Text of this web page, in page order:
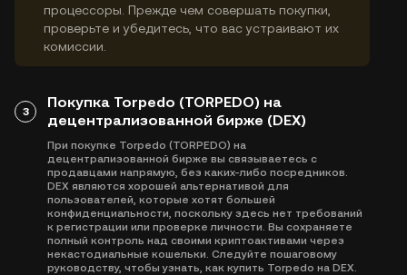
процессоры. Прежде чем совершать покупки,
проверьте и убедитесь, что вас устраивают их
комиссии.
3
Покупка Torpedo (TORPEDO) на
децентрализованной бирже (DEX)
При покупке Torpedo (TORPEDO) на
децентрализованной бирже вы связываетесь с
продавцами напрямую, без каких-либо посредников.
DEX являются хорошей альтернативой для
пользователей, которые хотят большей
конфиденциальности, поскольку здесь нет требований
к регистрации или проверке личности. Вы сохраняете
полный контроль над своими криптоактивами через
некастодиальные кошельки. Следуйте пошаговому
руководству, чтобы узнать, как купить Torpedo на DEX.